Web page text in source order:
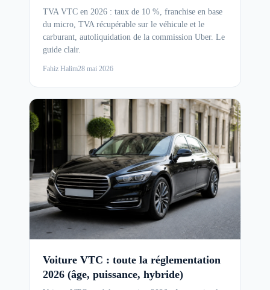
TVA VTC en 2026 : taux de 10 %, franchise en base
du micro, TVA récupérable sur le véhicule et le
carburant, autoliquidation de la commission Uber. Le
guide clair.
Fahiz Halim28 mai 2026
Voiture VTC : toute la réglementation
2026 (âge, puissance, hybride)